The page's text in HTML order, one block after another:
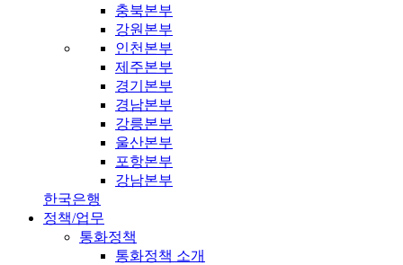
충북본부
강원본부
인천본부
제주본부
경기본부
경남본부
강릉본부
울산본부
포항본부
강남본부
한국은행
정책/업무
통화정책
통화정책 소개